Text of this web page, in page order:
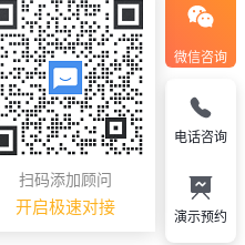
微信咨询
扫码添加顾问
开启极速对接
电话咨询
演示预约